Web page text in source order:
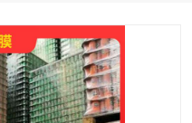
纤维打包带
充气袋
缠绕膜